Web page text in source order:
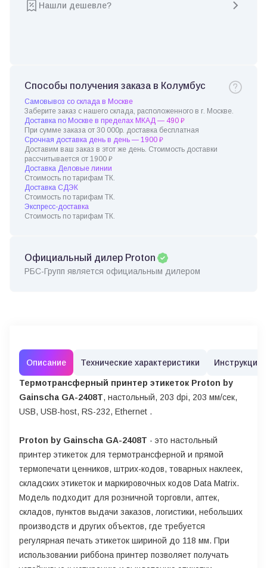
Нашли дешевле?
Способы получения заказа в Колумбус
Самовывоз со склада в Москве
Заберите заказ с нашего склада, расположенного в г. Москве.
Доставка по Москве в пределах МКАД — 490 ₽
При сумме заказа от 30 000р. доставка бесплатная
Срочная доставка день в день — 1900 ₽
Доставим ваш заказ в этот же день. Стоимость доставки
рассчитывается от 1900 ₽
Доставка Деловые линии
Стоимость по тарифам ТК.
Доставка СДЭК
Стоимость по тарифам ТК.
Экспресс-доставка
Стоимость по тарифам ТК.
Официальный дилер Proton
РБС-Групп является официальным дилером
Описание Технические характеристики Инструкции
Термотрансферный принтер этикеток Proton by
Gainscha GA-2408T, настольный, 203 dpi, 203 мм/сек,
USB, USB-host, RS-232, Ethernet .
Proton by Gainscha GA-2408T - это настольный
принтер этикеток для термотрансферной и прямой
термопечати ценников, штрих-кодов, товарных наклеек,
складских этикеток и маркировочных кодов Data Matrix.
Модель подходит для розничной торговли, аптек,
складов, пунктов выдачи заказов, логистики, небольших
производств и других объектов, где требуется
регулярная печать этикеток шириной до 118 мм. При
использовании риббона принтер позволяет получать